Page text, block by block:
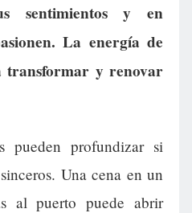
sentimientos y en
La energía de
transformar y renovar
pueden profundizar si
Una cena en un
al puerto puede abrir